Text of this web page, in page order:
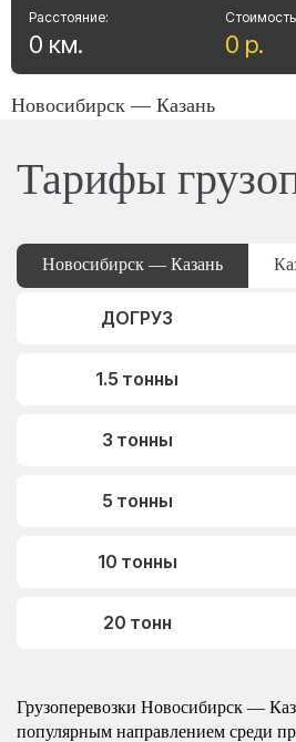
0 р.
Расстояние:
0 км.
Новосибирск — Казань
Тарифы
Новосибирск — Казань
ДОГРУЗ
1.5 тонны
3 тонны
5 тонны
10 тонны
20 тонн
Грузоперевозки Новосибирск —
популярным направлением среди